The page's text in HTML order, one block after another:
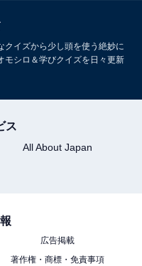
クイズから少し頭を使う絶妙に
モシロ＆学びクイズを日々更新
ス
All About Japan
広告掲載
著作権・商標・免責事項